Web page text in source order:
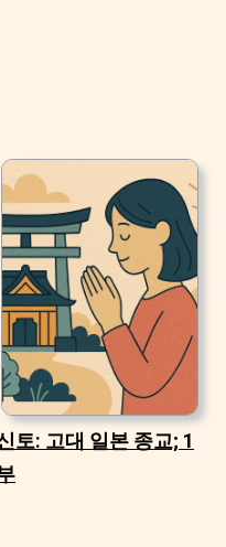
토: 고대 일본 종교; 1